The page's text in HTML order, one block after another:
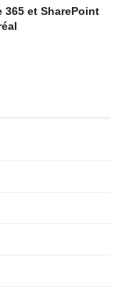
et SharePoint